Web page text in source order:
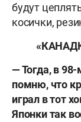
будут
косички,
— Тогда, в
помню, что
играл в тот
Японки так